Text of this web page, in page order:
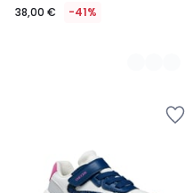
38,00 € -41%